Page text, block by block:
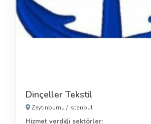
Dinçeller Tekstil
Zeytinburnu /İstanbul
Hizmet verdiği sektörler: